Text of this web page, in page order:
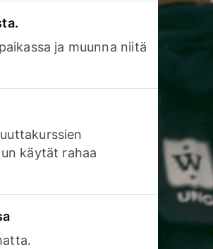
ja muunna niitä
käytät rahaa